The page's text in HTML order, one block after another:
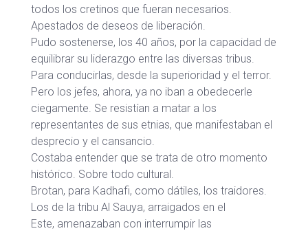
todos los cretinos que fueran necesarios.
Apestados de deseos de liberación.
Pudo sostenerse, los 40 años, por la capacidad de
equilibrar su liderazgo entre las diversas tribus.
Para conducirlas, desde la superioridad y el terror.
Pero los jefes, ahora, ya no iban a obedecerle
ciegamente. Se resistían a matar a los
representantes de sus etnias, que manifestaban el
desprecio y el cansancio.
Costaba entender que se trata de otro momento
histórico. Sobre todo cultural.
Brotan, para Kadhafi, como dátiles, los traidores.
Los de la tribu Al Sauya, arraigados en el
Este, amenazaban con interrumpir las